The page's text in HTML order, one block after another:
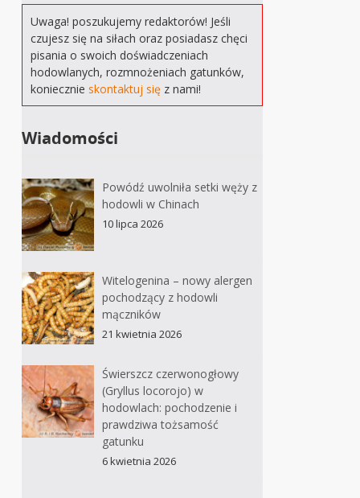
Uwaga! poszukujemy redaktorów! Jeśli
czujesz się na siłach oraz posiadasz chęci
pisania o swoich doświadczeniach
hodowlanych, rozmnożeniach gatunków,
koniecznieskontaktuj się z nami!
Wiadomości
Powódź uwolniła setki węży z
hodowli w Chinach
10 lipca 2026
Witelogenina – nowy alergen
pochodzący z hodowli
mączników
21 kwietnia 2026
Świerszcz czerwonogłowy
(Gryllus locorojo) w
hodowlach: pochodzenie i
prawdziwa tożsamość
gatunku
6 kwietnia 2026